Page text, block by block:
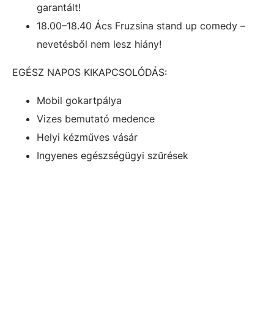
garantált!
18.00–18.40 Ács Fruzsina stand up comedy –
nevetésből nem lesz hiány!
EGÉSZ NAPOS KIKAPCSOLÓDÁS:
Mobil gokartpálya
Vizes bemutató medence
Helyi kézműves vásár
Ingyenes egészségügyi szűrések